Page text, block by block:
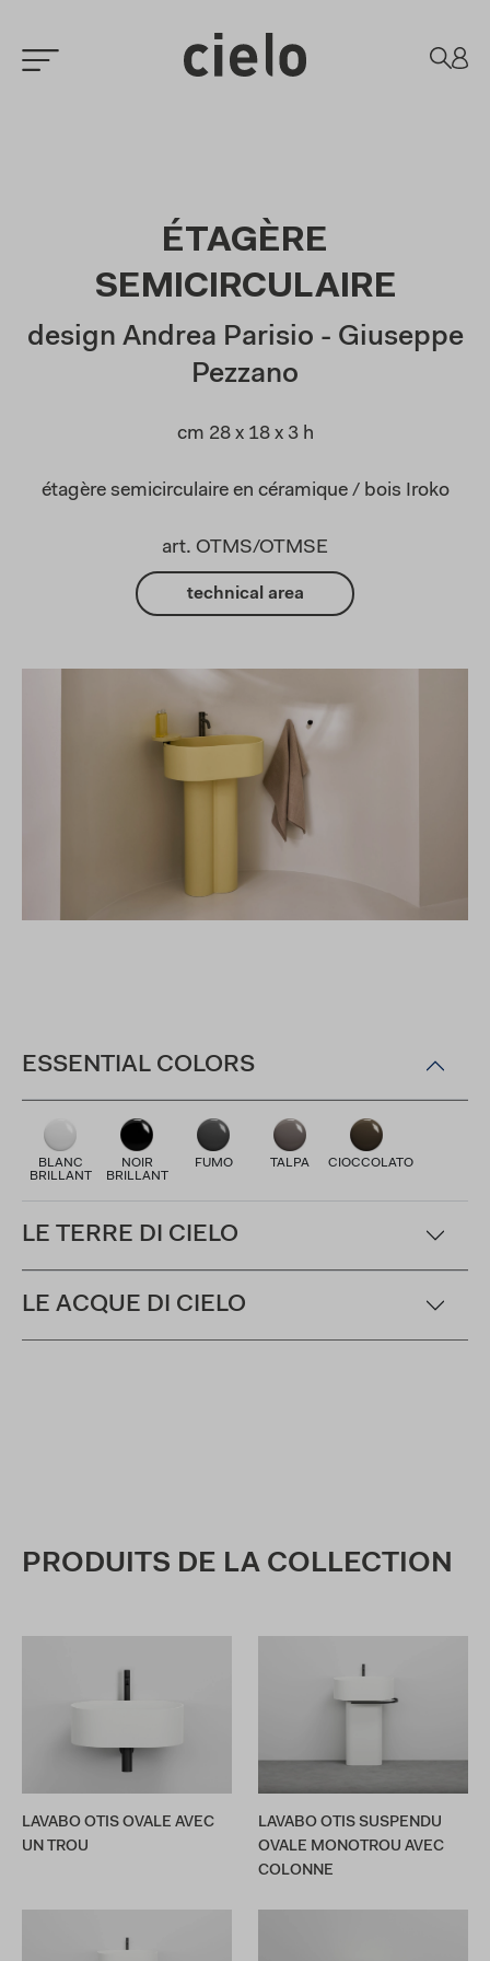
ÉTAGÈRE
SEMICIRCULAIRE
design Andrea Parisio - Giuseppe
Pezzano
cm 28 x 18 x 3 h
étagère semicirculaire en céramique / bois Iroko
art. OTMS/OTMSE
technical area
ESSENTIAL COLORS
BLANC
BRILLANT
NOIR
BRILLANT
FUMO TALPA CIOCCOLATO
LE TERRE DI CIELO
LE ACQUE DI CIELO
PRODUITS DE LA COLLECTION
LAVABO OTIS OVALE AVEC
UN TROU
LAVABO OTIS SUSPENDU
OVALE MONOTROU AVEC
COLONNE